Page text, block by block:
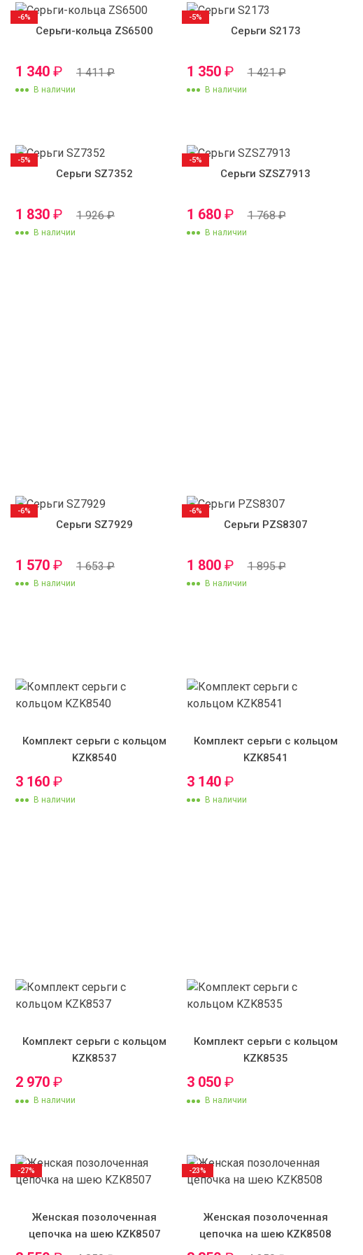
Серьги-кольца ZS6500
1 340 ₽ 1 411₽
В наличии
-6%
Серьги S2173
1 350 ₽ 1 421₽
В наличии
-5%
Серьги SZ7352
1 830 ₽ 1 926₽
В наличии
-5%
Серьги SZSZ7913
1 680 ₽ 1 768₽
В наличии
-5%
Серьги SZ7929
1 570 ₽ 1 653₽
В наличии
-6%
Серьги PZS8307
1 800 ₽ 1 895₽
В наличии
-6%
Комплект серьги с кольцом
KZK8540
3 160 ₽
В наличии
Комплект серьги с кольцом
KZK8541
3 140 ₽
В наличии
Комплект серьги с кольцом
KZK8537
2 970 ₽
В наличии
Комплект серьги с кольцом
KZK8535
3 050 ₽
В наличии
Женская позолоченная
цепочка на шею KZK8507
-27%
Женская позолоченная
цепочка на шею KZK8508
-23%